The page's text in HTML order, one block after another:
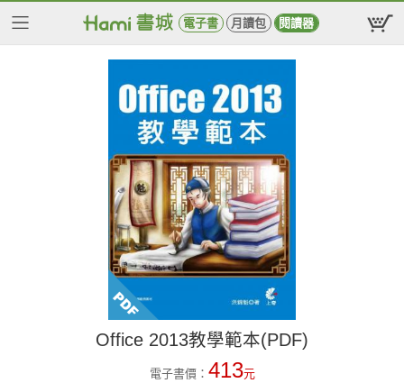
電子書 月讀包 閱讀器
Office 2013教學範本(PDF)
電子書價： 413元